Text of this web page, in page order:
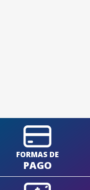
FORMAS DE
PAGO